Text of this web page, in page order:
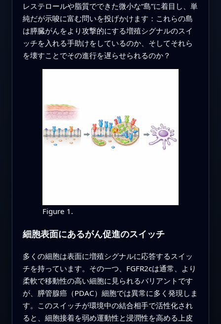
レステロールや脂質でできた微小な“島”に着目し、単
純だが示唆に富む問いを投げかけます：これらの島
は膵臓がんをより攻撃的にする増殖シグナルのスイ
ッチを入れる手助けをしているのか、そしてそれら
を壊すことでその進行を遅らせられるのか？
Figure 1.
細胞表面にあるがん促進のスイッチ
多くの細胞は表面に増殖シグナルに応答するスイッ
チを持っています。その一つ、FGFR2cは通常、より
柔軟で移動性の高い細胞に見られるバリアントです
が、膵管腺癌（PDAC）細胞では異常に多く発現しま
す。このスイッチが環境中の結合相手で活性化され
ると、細胞接着を弱め運動性と浸潤性を高める上皮